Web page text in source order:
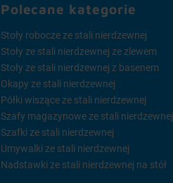
Polecane kategorie
Stoły robocze ze stali nierdzewnej
Stoły ze stali nierdzewnej ze zlewem
Stoły ze stali nierdzewnej z basenem
Okapy ze stali nierdzewnej
Półki wiszące ze stali nierdzewnej
Szafy magazynowe ze stali nierdzewnej
Szafki ze stali nierdzewnej
Umywalki ze stali nierdzewnej
Nadstawki ze stali nierdzewnej na stół